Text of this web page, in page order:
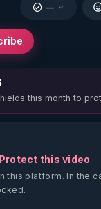
—
this month to
Protect this video
this platform. In the